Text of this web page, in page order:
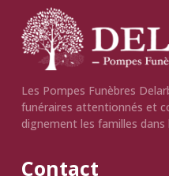
Les Pompes Funèbres
funéraires attentionnés et
dignement les familles
Contact